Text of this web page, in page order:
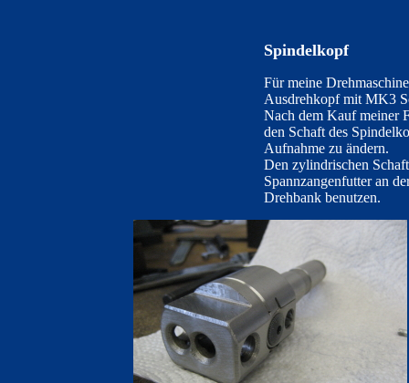
Spindelkopf
Für meine
Ausdrehkopf mit MK3
Nach dem Kauf meiner
den Schaft des
Aufnahme zu ändern.
Den zylindrischen
Spannzangenfutter an
Drehbank benutzen.